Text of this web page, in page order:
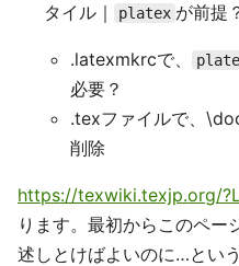
タイル｜
platex が前提
.latexmkrcで、
必要？
.texファイルで、
削除
https://texwiki.texjp.org/
ります。最初からこのペー
述しとけばよいのに…とい